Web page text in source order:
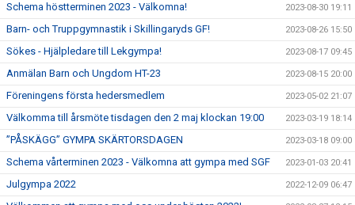
Schema höstterminen 2023 - Välkomna! 2023-08-30 19:11
Barn- och Truppgymnastik i Skillingaryds GF! 2023-08-26 15:50
Sökes - Hjälpledare till Lekgympa! 2023-08-17 09:45
Anmälan Barn och Ungdom HT-23 2023-08-15 20:00
Föreningens första hedersmedlem 2023-05-02 21:07
Välkomma till årsmöte tisdagen den 2 maj klockan 19:00 2023-03-19 18:14
”PÅSKÄGG” GYMPA SKÄRTORSDAGEN 2023-03-18 09:00
Schema vårterminen 2023 - Välkomna att gympa med SGF 2023-01-03 20:41
Julgympa 2022 2022-12-09 06:47